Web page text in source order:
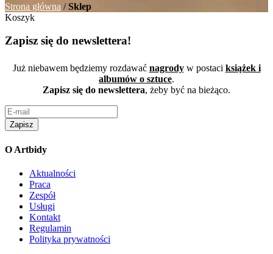
Strona główna /Sklep
Koszyk
Zapisz się do newslettera!
Już niebawem będziemy rozdawać nagrodyw postaci książek i
albumów o sztuce.
Zapisz się do newslettera, żeby być na bieżąco.
Zapisz
O Artbidy
Aktualności
Praca
Zespół
Usługi
Kontakt
Regulamin
Polityka prywatności